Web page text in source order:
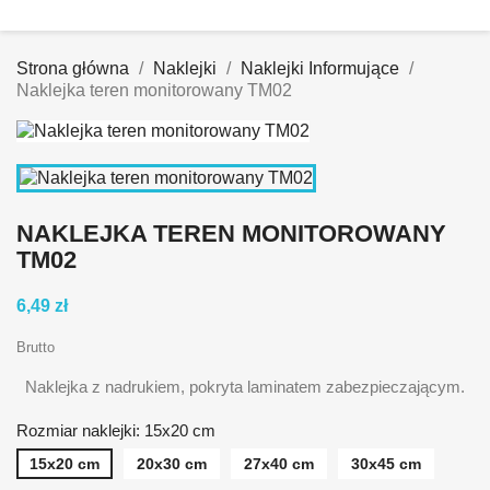
Strona główna Naklejki
Naklejki Informujące
Naklejka teren monitorowany TM02
NAKLEJKA TEREN MONITOROWANY
TM02
6,49 zł
Brutto
Naklejka z nadrukiem, pokryta laminatem zabezpieczającym.
Rozmiar naklejki: 15x20 cm
15x20 cm 20x30 cm 27x40 cm 30x45 cm